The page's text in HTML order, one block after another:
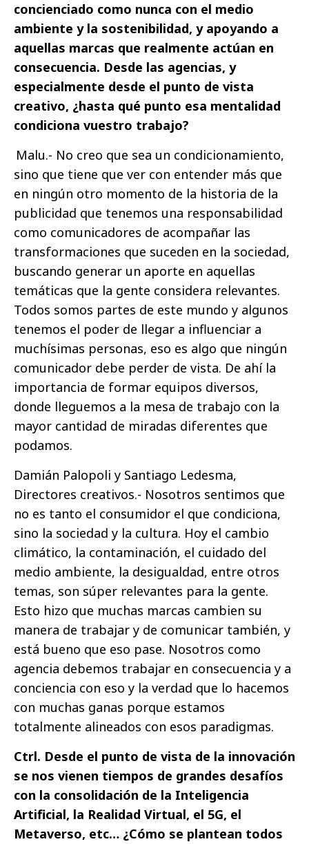
concienciado como nunca con el medio
ambiente y la sostenibilidad, y apoyando a
aquellas marcas que realmente actúan en
consecuencia. Desde las agencias, y
especialmente desde el punto de vista
creativo, ¿hasta qué punto esa mentalidad
condiciona vuestro trabajo?
Malu.- No creo que sea un condicionamiento,
sino que tiene que ver con entender más que
en ningún otro momento de la historia de la
publicidad que tenemos una responsabilidad
como comunicadores de acompañar las
transformaciones que suceden en la sociedad,
buscando generar un aporte en aquellas
temáticas que la gente considera relevantes.
Todos somos partes de este mundo y algunos
tenemos el poder de llegar a influenciar a
muchísimas personas, eso es algo que ningún
comunicador debe perder de vista. De ahí la
importancia de formar equipos diversos,
donde lleguemos a la mesa de trabajo con la
mayor cantidad de miradas diferentes que
podamos.
Damián Palopoli y Santiago Ledesma,
Directores creativos.- Nosotros sentimos que
no es tanto el consumidor el que condiciona,
sino la sociedad y la cultura. Hoy el cambio
climático, la contaminación, el cuidado del
medio ambiente, la desigualdad, entre otros
temas, son súper relevantes para la gente.
Esto hizo que muchas marcas cambien su
manera de trabajar y de comunicar también, y
está bueno que eso pase. Nosotros como
agencia debemos trabajar en consecuencia y a
conciencia con eso y la verdad que lo hacemos
con muchas ganas porque estamos
totalmente alineados con esos paradigmas.
Ctrl. Desde el punto de vista de la innovación
se nos vienen tiempos de grandes desafíos
con la consolidación de la Inteligencia
Artificial, la Realidad Virtual, el 5G, el
Metaverso, etc… ¿Cómo se plantean todos